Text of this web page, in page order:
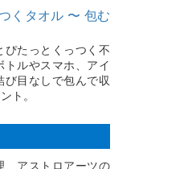
くタオル 〜 包む
たっとくっつく不
ルやスマホ、アイ
び目なしで包んで収
ト。
、アストロアーツの